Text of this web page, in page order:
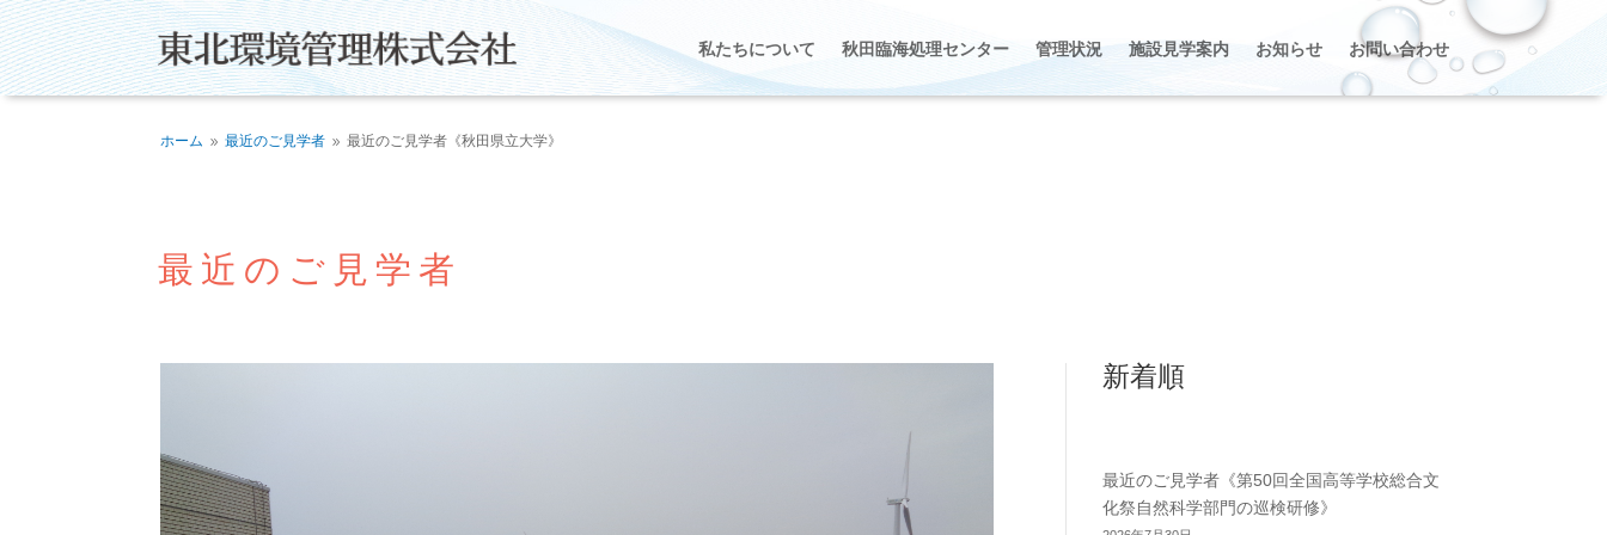
私たちについて 秋田臨海処理センター 管理状況 施設見学案内 お知らせ お問い合わせ
ホーム 9 最近のご見学者 9 最近のご見学者《秋田県立大学》
最近のご見学者
新着順
最近のご見学者《第50回全国高等学校総合文
化祭自然科学部門の巡検研修》